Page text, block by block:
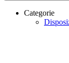
Categorie